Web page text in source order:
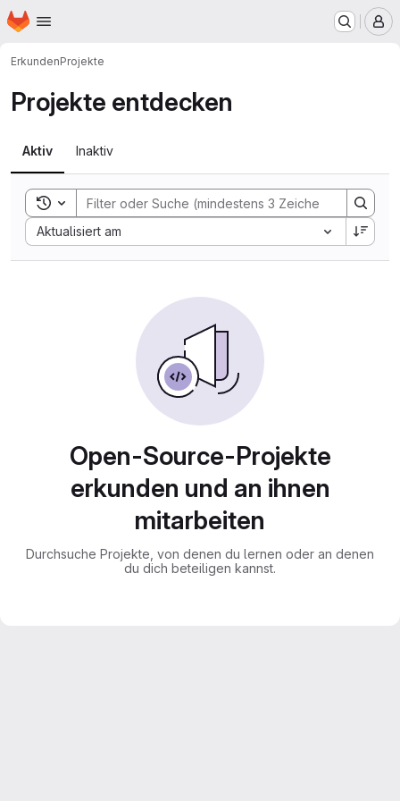
Zum Hauptinhalt springen
Startseite
ErkundenProjekte
Projekte entdecken
Aktiv Inaktiv
Toggle search history
Aktualisiert am
Sort by:
Open-Source-Projekte
erkunden und an ihnen
mitarbeiten
Durchsuche Projekte, von denen du lernen oder an denen
du dich beteiligen kannst.